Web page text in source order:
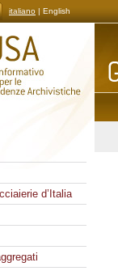
italiano | English
d’Italia